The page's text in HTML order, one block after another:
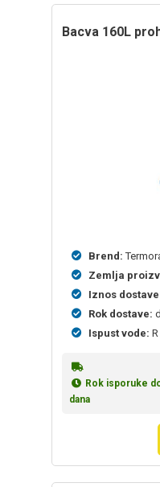
bacva 160L
Brend:
Zemlja
Iznos
Rok dostave:
Ispust vode:
Rok isporuke
dana